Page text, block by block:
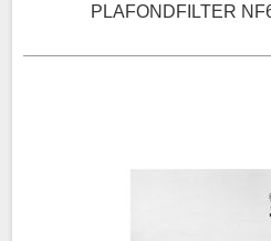
PLAFONDFILTER